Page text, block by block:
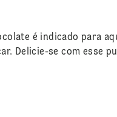
é indicado para
Delicie-se com esse